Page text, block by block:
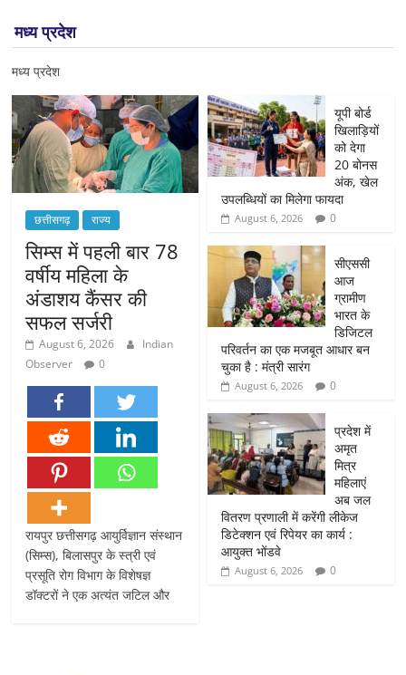
मध्य प्रदेश
मध्य प्रदेश
छत्तीसगढ़ राज्य
सिम्स में पहली बार 78
वर्षीय महिला के
अंडाशय कैंसर की
सफल सर्जरी
August 6, 2026
Indian
Observer
0
रायपुर छत्तीसगढ़ आयुर्विज्ञान संस्थान
(सिम्स), बिलासपुर के स्त्री एवं
प्रसूति रोग विभाग के विशेषज्ञ
डॉक्टरों ने एक अत्यंत जटिल और
यूपी बोर्ड
खिलाड़ियों
को देगा
20 बोनस
अंक, खेल
उपलब्धियों का मिलेगा फायदा
August 6, 2026 0
सीएससी
आज
ग्रामीण
भारत के
डिजिटल
परिवर्तन का एक मजबूत आधार बन
चुका है : मंत्री सारंग
August 6, 2026 0
प्रदेश में
अमृत
मित्र
महिलाएं
अब जल
वितरण प्रणाली में करेंगी लीकेज
डिटेक्शन एवं रिपेयर का कार्य :
आयुक्त भोंडवे
August 6, 2026 0